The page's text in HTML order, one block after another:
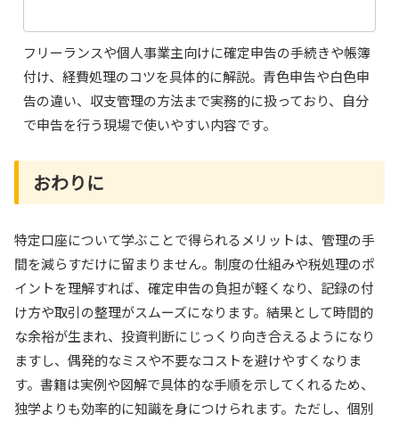
フリーランスや個人事業主向けに確定申告の手続きや帳簿
付け、経費処理のコツを具体的に解説。青色申告や白色申
告の違い、収支管理の方法まで実務的に扱っており、自分
で申告を行う現場で使いやすい内容です。
おわりに
特定口座について学ぶことで得られるメリットは、管理の手
間を減らすだけに留まりません。制度の仕組みや税処理のポ
イントを理解すれば、確定申告の負担が軽くなり、記録の付
け方や取引の整理がスムーズになります。結果として時間的
な余裕が生まれ、投資判断にじっくり向き合えるようになり
ますし、偶発的なミスや不要なコストを避けやすくなりま
す。書籍は実例や図解で具体的な手順を示してくれるため、
独学よりも効率的に知識を身につけられます。ただし、個別